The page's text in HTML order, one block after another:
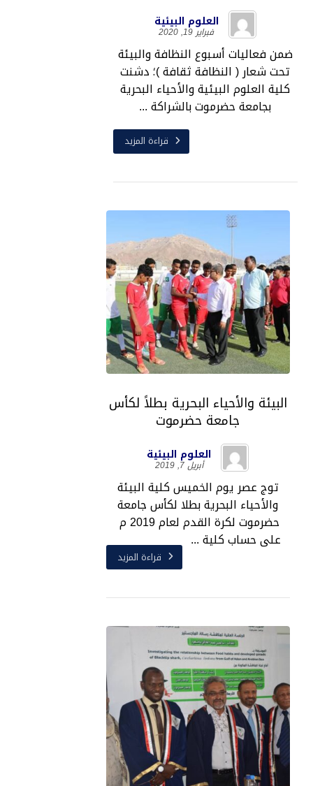
العلوم البيئية
فبراير 19, 2020
ضمن فعاليات أسبوع النظافة والبيئة
تحت شعار ( النظافة ثقافة )؛ دشنت
كلية العلوم البيئية والأحياء البحرية
بجامعة حضرموت بالشراكة ...
قراءة المزيد
البيئة والأحياء البحرية بطلاً لكأس
جامعة حضرموت
العلوم البيئية
أبريل 7, 2019
توج عصر يوم الخميس كلية البيئة
والأحياء البحرية بطلا لكأس جامعة
حضرموت لكرة القدم لعام 2019 م
على حساب كلية ...
قراءة المزيد